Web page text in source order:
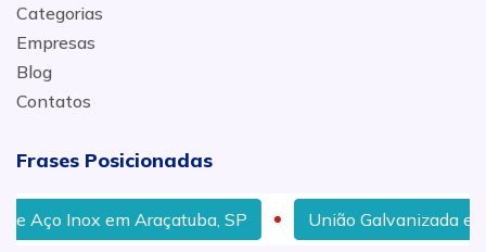
Categorias
Empresas
Blog
Contatos
Frases Posicionadas
Inox em Araçatuba, SP União Galvanizada em